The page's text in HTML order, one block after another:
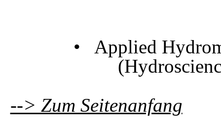
• Applied
--> Zum Seitenanfang